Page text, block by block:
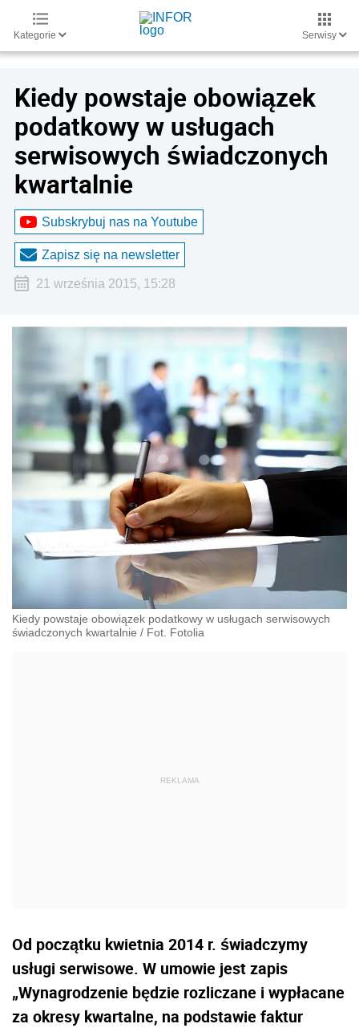
Kategorie Serwisy
Kiedy powstaje obowiązek
podatkowy w usługach
serwisowych świadczonych
kwartalnie
Subskrybuj nas na Youtube
Zapisz się na newsletter
21 września 2015, 15:28
Kiedy powstaje obowiązek podatkowy w usługach serwisowych
świadczonych kwartalnie / Fot. Fotolia
Od początku kwietnia 2014 r. świadczymy
usługi serwisowe. W umowie jest zapis
„Wynagrodzenie będzie rozliczane i wypłacane
za okresy kwartalne, na podstawie faktur